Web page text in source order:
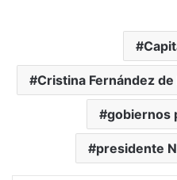
Cristina Fernández
gobiernos
presidente